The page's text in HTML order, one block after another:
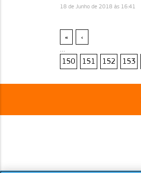
18 de Junho de 2018 às 16:41
«
‹
…
150
151 152 153